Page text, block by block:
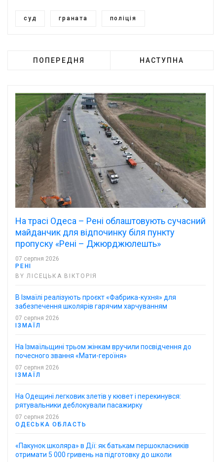
суд граната поліція
ПОПЕРЕДНЯ НАСТУПНА
На трасі Одеса – Рені облаштовують сучасний
майданчик для відпочинку біля пункту
пропуску «Рені – Джюрджюлешть»
07 серпня 2026
РЕНІ
BY ЛІСЕЦЬКА ВІКТОРІЯ
В Ізмаїлі реалізують проєкт «Фабрика-кухня» для
забезпечення школярів гарячим харчуванням
07 серпня 2026
ІЗМАЇЛ
На Ізмаїльщині трьом жінкам вручили посвідчення до
почесного звання «Мати-героїня»
07 серпня 2026
ІЗМАЇЛ
На Одещині легковик злетів у кювет і перекинувся:
рятувальники деблокували пасажирку
07 серпня 2026
ОДЕСЬКА ОБЛАСТЬ
«Пакунок школяра» в Дії: як батькам першокласників
отримати 5 000 гривень на підготовку до школи